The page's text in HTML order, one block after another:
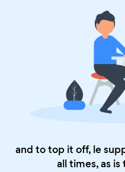
and to top it off, le
all times, as is